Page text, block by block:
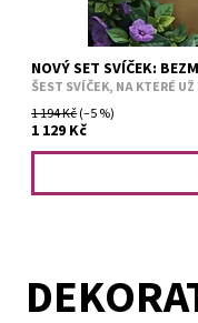
NOVÝ SET SVÍČEK:
ŠEST SVÍČEK, NA KTERÉ
1 194 Kč(–5 %)
1 129 Kč